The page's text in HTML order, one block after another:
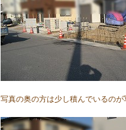
写真の奥の方は少し積んでいるのが